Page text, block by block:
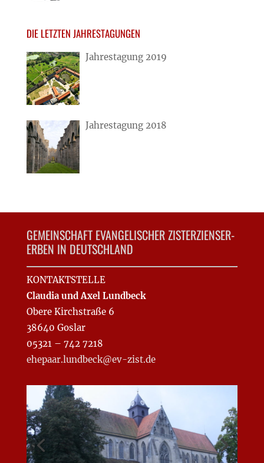
DIE LETZTEN JAHRESTAGUNGEN
Jahrestagung 2019
Jahrestagung 2018
GEMEINSCHAFT EVANGELISCHER ZISTERZIENSER-
ERBEN IN DEUTSCHLAND
KONTAKTSTELLE
Claudia und Axel Lundbeck
Obere Kirchstraße 6
38640 Goslar
05321 – 742 7218
ehepaar.lundbeck@ev-zist.de